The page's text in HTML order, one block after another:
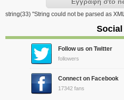
string(33) "String could not be parsed as
Social
Follow us on Twitter
followers
Connect on Facebook
17342 fans